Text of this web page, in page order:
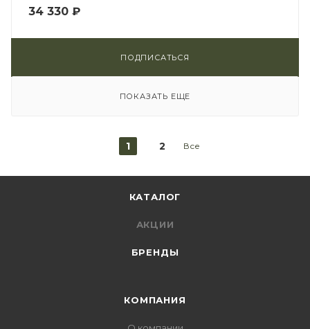
34 330 ₽
ПОДПИСАТЬСЯ
ПОКАЗАТЬ ЕЩЕ
1 2 Все
КАТАЛОГ
АКЦИИ
БРЕНДЫ
КОМПАНИЯ